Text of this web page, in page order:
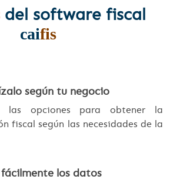
del software fiscal
caifis
según tu negocio
las opciones para obtener la
fiscal según las necesidades de la
los datos